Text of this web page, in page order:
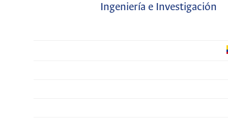
Ingeniería e Investigación